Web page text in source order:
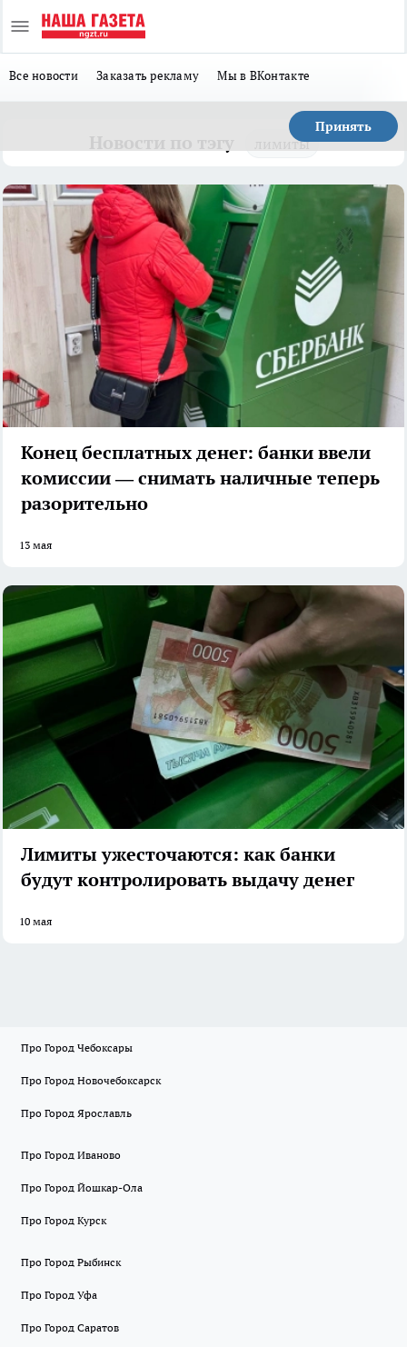
Все новости Заказать рекламу Мы в ВКонтакте
Принять
лимиты
Конец бесплатных денег: банки ввели
комиссии — снимать наличные теперь
разорительно
13 мая
Лимиты ужесточаются: как банки
будут контролировать выдачу денег
10 мая
Про Город Чебоксары
Про Город Новочебоксарск
Про Город Ярославль
Про Город Иваново
Про Город Йошкар-Ола
Про Город Курск
Про Город Рыбинск
Про Город Уфа
Про Город Саратов